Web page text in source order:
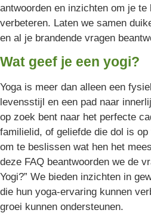
antwoorden en inzichten om je
verbeteren. Laten we samen
en al je brandende vragen
Wat geef je een yogi?
Yoga is meer dan alleen een
levensstijl en een pad naar
op zoek bent naar het perfecte
familielid, of geliefde die dol is
om te beslissen wat hen het
deze FAQ beantwoorden we de
Yogi?” We bieden inzichten in
die hun yoga-ervaring kunnen
groei kunnen ondersteunen.